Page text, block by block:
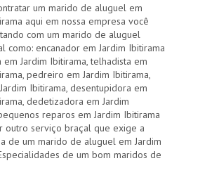
um marido de aluguel em
aqui em nossa empresa você
com um marido de aluguel
como: encanador em Jardim Ibitirama
em Jardim Ibitirama, telhadista em
pedreiro em Jardim Ibitirama,
Ibitirama, desentupidora em
dedetizadora em Jardim
reparos em Jardim Ibitirama
outro serviço braçal que exige a
de um marido de aluguel em Jardim
de um bom maridos de